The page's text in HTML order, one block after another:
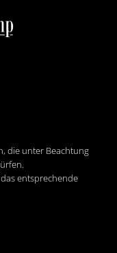
die unter Beachtung
entsprechende